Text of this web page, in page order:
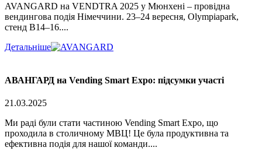
AVANGARD на VENDTRA 2025 у Мюнхені – провідна
вендингова подія Німеччини. 23–24 вересня, Olympiapark,
стенд B14–16....
Детальніше
АВАНГАРД на Vending Smart Expo: підсумки участі
21.03.2025
Ми раді були стати частиною Vending Smart Expo, що
проходила в столичному МВЦ! Це була продуктивна та
ефективна подія для нашої команди....